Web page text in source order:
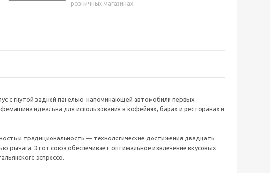
розничных магазинах
с гнутой задней панелью, напоминающей автомобили первых
идеальна для использования в кофейнях, барах и ресторанах и
и традициональность ― технологические достижения двадцать
рычага. Этот союз обеспечивает оптимальное извлечение вкусовых
эспрессо.